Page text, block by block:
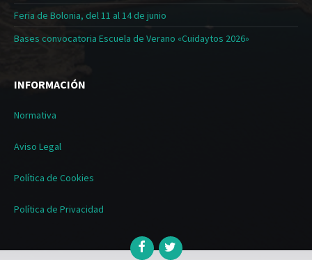
Feria de Bolonia, del 11 al 14 de junio
Bases convocatoria Escuela de Verano «Cuidaytos 2026»
INFORMACIÓN
Normativa
Aviso Legal
Política de Cookies
Política de Privacidad